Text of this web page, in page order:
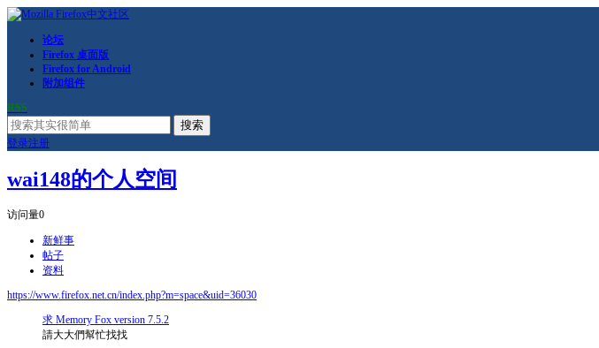
论坛
Firefox 桌面版
Firefox for Android
附加组件
RSS
搜索
登录注册
wai148的个人空间
访问量0
新鲜事
帖子
资料
https://www.firefox.net.cn/index.php?m=space&uid=36030
求 Memory Fox version 7.5.2
請大大們幫忙找找